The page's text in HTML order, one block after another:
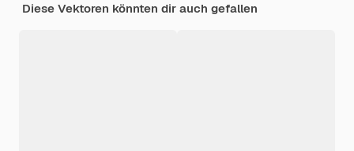
Diese Vektoren könnten dir auch gefallen